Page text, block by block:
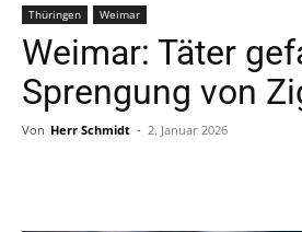
Thüringen Weimar
Weimar: Täter
Sprengung von
Von Herr Schmidt - 2. Januar 2026